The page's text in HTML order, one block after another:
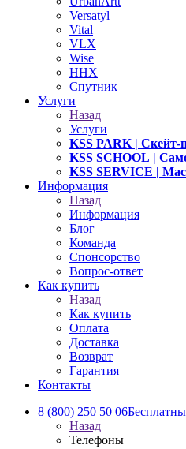
Versatyl
Vital
VLX
Wise
ННХ
Спутник
Услуги
Назад
Услуги
KSS PARK | Скейт-
KSS SCHOOL |
KSS SERVICE |
Информация
Назад
Информация
Блог
Команда
Спонсорство
Вопрос-ответ
Как купить
Назад
Как купить
Оплата
Доставка
Возврат
Гарантия
Контакты
8 (800) 250 50 06
Назад
Телефоны